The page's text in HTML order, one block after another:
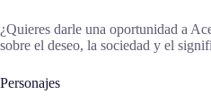
¿Quieres darle una oportunidad a
sobre el deseo, la sociedad y el
Personajes